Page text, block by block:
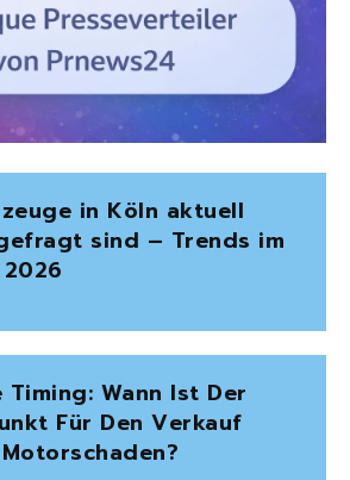
in Köln aktuell
sind – Trends im
Wann Ist Der
Für Den Verkauf